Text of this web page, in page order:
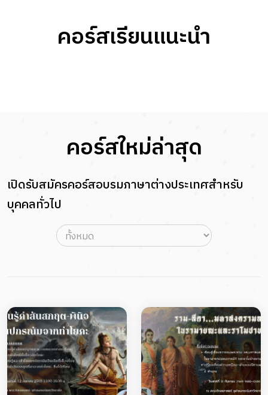
คอร์สเรียนแนะนำ
คอร์สใหม่ล่าสุด
เปิดรับสมัครคอร์สอบรมภาษาต่างประเทศสำหรับ
บุคคลทั่วไป